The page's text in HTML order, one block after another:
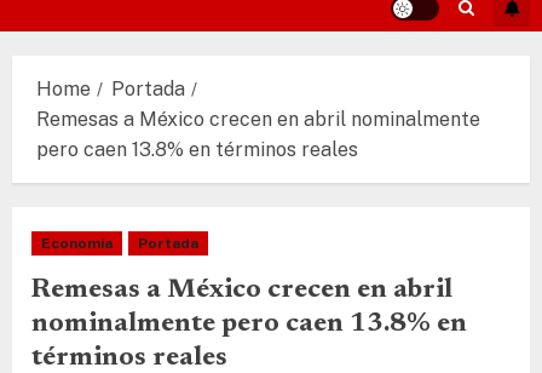
Home
Portada
Remesas a México crecen en abril nominalmente
pero caen 13.8% en términos reales
Economía Portada
Remesas a México crecen en abril
nominalmente pero caen 13.8% en
términos reales